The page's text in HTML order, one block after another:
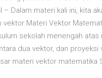
– Dalam materi kali ini, kita
Materi Vektor
sekolah menengah
dua vektor, dan
materi vektor matematika